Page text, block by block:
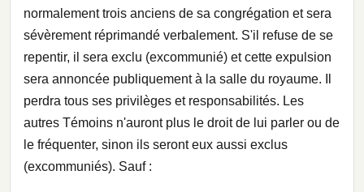
normalement trois anciens de sa congrégation et sera
sévèrement réprimandé verbalement. S'il refuse de se
repentir, il sera exclu (excommunié) et cette expulsion
sera annoncée publiquement à la salle du royaume. Il
perdra tous ses privilèges et responsabilités. Les
autres Témoins n'auront plus le droit de lui parler ou de
le fréquenter, sinon ils seront eux aussi exclus
(excommuniés). Sauf :